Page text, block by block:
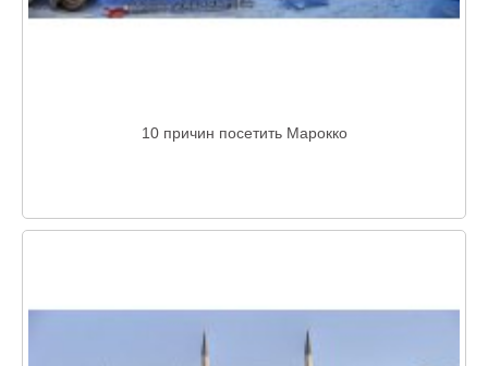
10 причин посетить Марокко